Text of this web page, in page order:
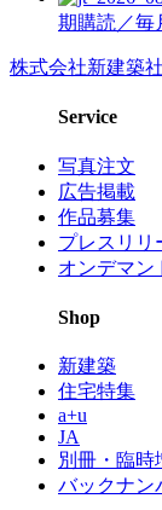
期購読／毎
株式会社新建築社
Service
写真注文
広告掲載
作品募集
プレスリリ
オンデマン
Shop
新建築
住宅特集
a+u
JA
別冊・臨時
バックナン